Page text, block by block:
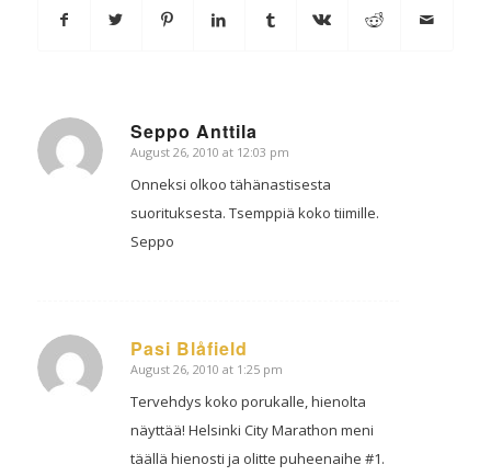
Seppo Anttila
says:
August 26, 2010 at 12:03 pm
Onneksi olkoo tähänastisesta
suorituksesta. Tsemppiä koko tiimille.
Seppo
Pasi Blåfield
says:
August 26, 2010 at 1:25 pm
Tervehdys koko porukalle, hienolta
näyttää! Helsinki City Marathon meni
täällä hienosti ja olitte puheenaihe #1.